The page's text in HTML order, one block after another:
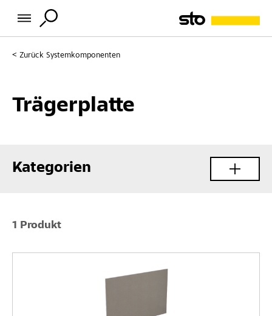
Zurück Systemkomponenten
Trägerplatte
Kategorien
1 Produkt